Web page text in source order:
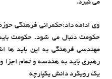
می گیرد.
وی ادامه داد:حکمرانی فرهنگی
حکومت دنبال می شود. حکومت
مهندسی فرهنگی به این باید ها
رهبری باید به هندسه و تمام
یک رویکرد دانش یکپارچه